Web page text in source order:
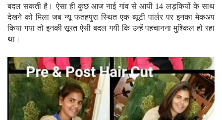
बदल सकती है। ऐसा ही कुछ आज नाई गांव से आयी 14 लड़कियों के साथ
देखने को मिला जब न्यू फतहपुरा स्थित एक ब्यूटी पार्लर पर इनका मेकअप
किया गया तो इनकी सूरत ऐसी बदल गयी कि उन्हें पहचानना मुश्किल हो रहा
था।